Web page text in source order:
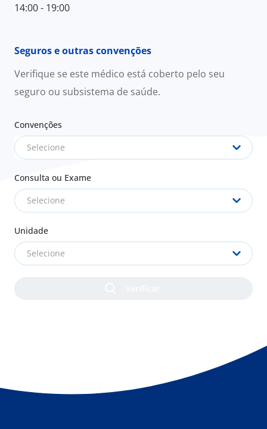
14:00 - 19:00
Seguros e outras convenções
Verifique se este médico está coberto pelo seu
seguro ou subsistema de saúde.
Convenções
Selecione
Consulta ou Exame
Selecione
Unidade
Selecione